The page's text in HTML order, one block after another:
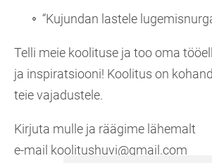
“Kujundan lastele
Telli meie koolituse ja too oma
ja inspiratsiooni! Koolitus on
teie vajadustele.
Kirjuta mulle ja räägime lähemalt
e-mail koolitushuvi@gmail.com